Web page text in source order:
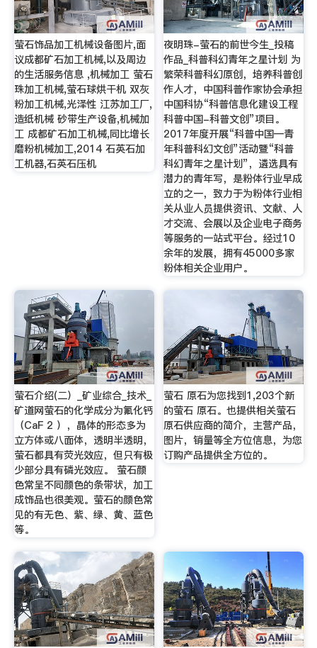
萤石饰品加工机械设备图片,面
议成都矿石加工机械,以及周边
的生活服务信息 ,机械加工 萤石
珠加工机械,萤石球烘干机 双灰
粉加工机械,光泽性 江苏加工厂,
造纸机械 砂带生产设备,机械加
工 成都矿石加工机械,同比增长
磨粉机械加工,2014 石英石加
工机器,石英石压机
夜明珠-萤石的前世今生_投稿
作品_科普科幻青年之星计划 为
繁荣科普科幻原创，培养科普创
作人才，中国科普作家协会承担
中国科协“科普信息化建设工程
科普中国-科普文创”项目。
2017年度开展“科普中国—青
年科普科幻文创”活动暨“科普
科幻青年之星计划”，遴选具有
潜力的青年写，是粉体行业早成
立的之一，致力于为粉体行业相
关从业人员提供资讯、文献、人
才交流、会展以及企业电子商务
等服务的一站式平台。经过10
余年的发展，拥有45000多家
粉体相关企业用户。
萤石介绍(二）_矿业综合_技术_
矿道网萤石的化学成分为氟化钙
（CaF 2 ），晶体的形态多为
立方体或八面体，透明半透明，
萤石都具有荧光效应，但只有极
少部分具有磷光效应。 萤石颜
色常呈不同颜色的条带状，加工
成饰品也很美观。萤石的颜色常
见的有无色、紫、绿、黄、蓝色
等。
萤石 原石为您找到1,203个新
的萤石 原石。也提供相关萤石
原石供应商的简介，主营产品，
图片，销量等全方位信息，为您
订购产品提供全方位的。